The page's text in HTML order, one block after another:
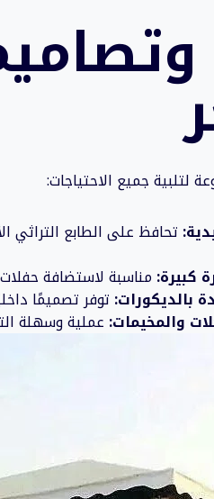
لتلبية جميع الاحتياجات:
تحافظ على الطابع التراثي
كبيرة: مناسبة لاستضافة
بالديكورات: توفر تصميمًا
والمخيمات: عملية وسهلة